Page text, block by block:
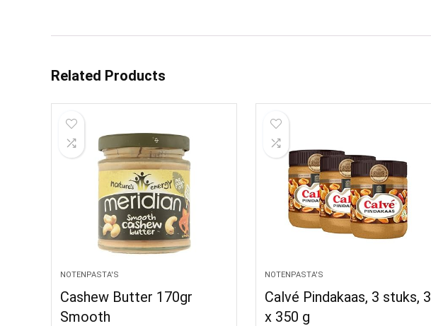
Related Products
NOTENPASTA'S
Cashew Butter 170gr
Smooth
NOTENPASTA'S
Calvé Pindakaas, 3 stuks, 3
x 350 g